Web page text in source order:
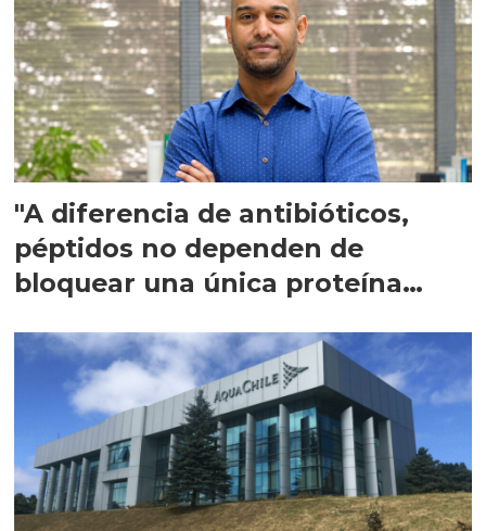
"A diferencia de antibióticos,
péptidos no dependen de
bloquear una única proteína